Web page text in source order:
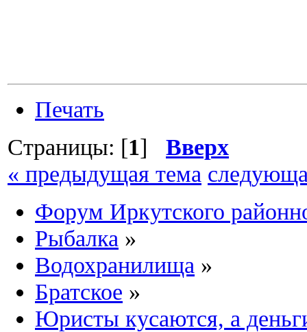
Печать
Страницы: [1] Вверх
« предыдущая тема
Форум Иркутского
Рыбалка »
Водохранилища »
Братское »
Юристы кусаются, а